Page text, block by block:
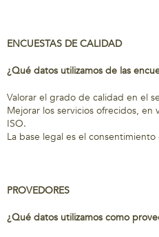
ENCUESTAS DE CALIDAD
¿Qué datos utilizamos de las
Valorar el grado de calidad en el
Mejorar los servicios ofrecidos,
ISO.
La base legal es el
PROVEDORES
¿Qué datos utilizamos como